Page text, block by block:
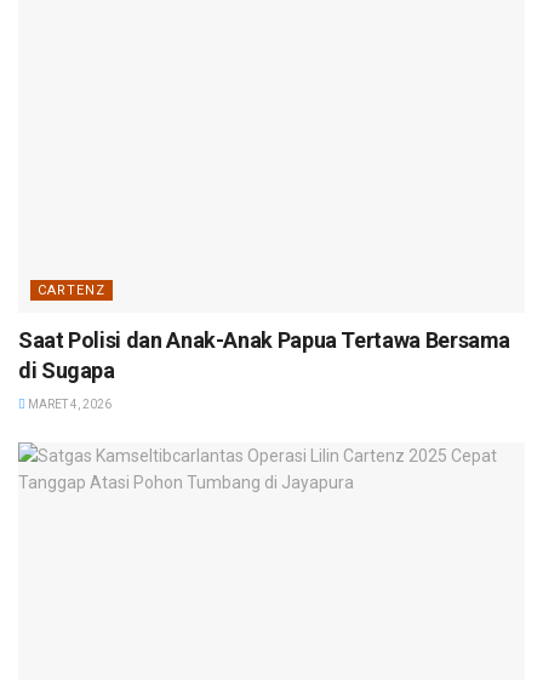
CARTENZ
Saat Polisi dan Anak-Anak Papua Tertawa Bersama
di Sugapa
MARET 4, 2026